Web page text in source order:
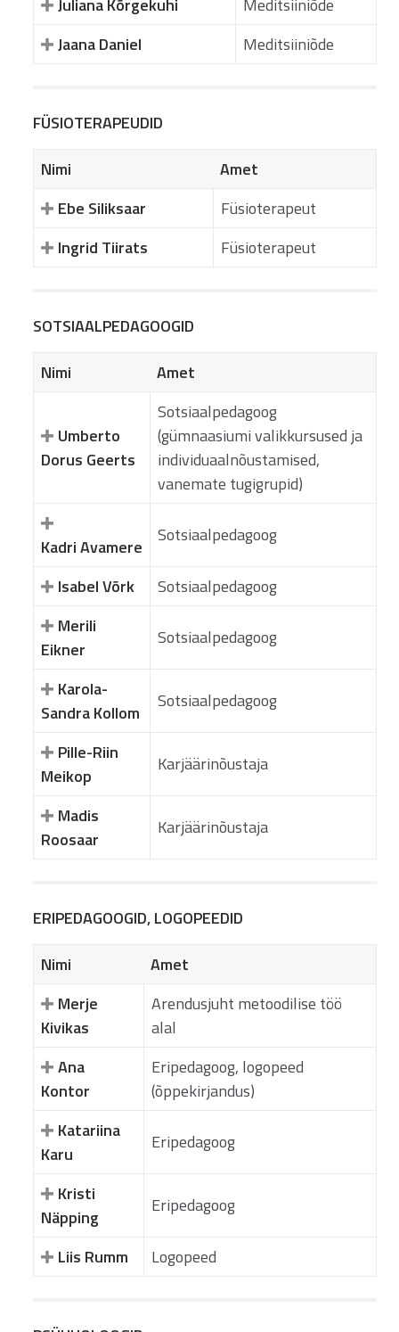
Jaana Daniel
Meditsiiniõde
FÜSIOTERAPEUDID
Nimi
Amet
Ebe Siliksaar
Füsioterapeut
Ingrid Tiirats
Füsioterapeut
SOTSIAALPEDAGOOGID
Nimi
Amet
Umberto
Dorus Geerts
Sotsiaalpedagoog
(gümnaasiumi valikkursused ja
individuaalnõustamised,
vanemate tugigrupid)
Kadri Avamere
Sotsiaalpedagoog
Isabel Võrk
Sotsiaalpedagoog
Merili
Eikner
Sotsiaalpedagoog
Karola-
Sandra Kollom
Sotsiaalpedagoog
Pille-Riin
Meikop
Karjäärinõustaja
Madis
Roosaar
Karjäärinõustaja
ERIPEDAGOOGID, LOGOPEEDID
Nimi
Amet
Merje
Kivikas
Arendusjuht metoodilise töö
alal
Ana
Kontor
Eripedagoog, logopeed
(õppekirjandus)
Katariina
Karu
Eripedagoog
Kristi
Näpping
Eripedagoog
Liis Rumm Logopeed